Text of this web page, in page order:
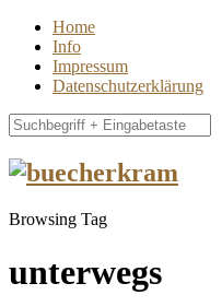
Home
Info
Impressum
Datenschutzerklärung
Browsing Tag
unterwegs